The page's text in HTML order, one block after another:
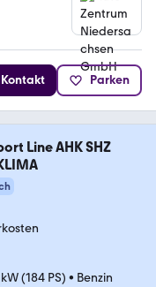
Kontakt Parken
Line AHK SHZ
(184 PS) • Benzin